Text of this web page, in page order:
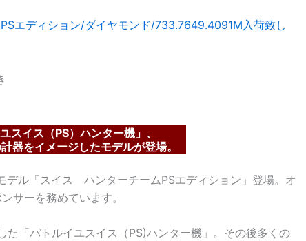
エディション/ダイヤモンド/733.7649.4091M入荷致し
スイス（PS）ハンター機」、
器をイメージしたモデルが登場。
ル「スイス ハンターチームPSエディション」登場。オ
サーを務めています。
「パトルイユスイス（PS)ハンター機」。その後多くの